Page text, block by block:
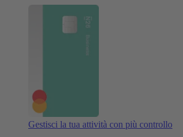
Gestisci la tua attività con più controllo